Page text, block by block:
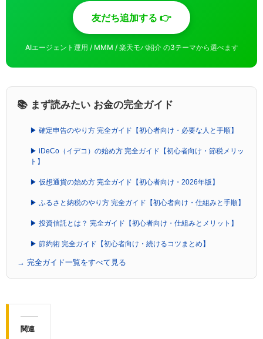
友だち追加する 👉
AIエージェント運用 / MMM / 楽天モバ紹介 の3テーマから選べます
📚 まず読みたい お金の完全ガイド
▶ 確定申告のやり方 完全ガイド【初心者向け・必要な人と手順】
▶ iDeCo（イデコ）の始め方 完全ガイド【初心者向け・節税メリッ
ト】
▶ 仮想通貨の始め方 完全ガイド【初心者向け・2026年版】
▶ ふるさと納税のやり方 完全ガイド【初心者向け・仕組みと手順】
▶ 投資信託とは？ 完全ガイド【初心者向け・仕組みとメリット】
▶ 節約術 完全ガイド【初心者向け・続けるコツまとめ】
→ 完全ガイド一覧をすべて見る
関連